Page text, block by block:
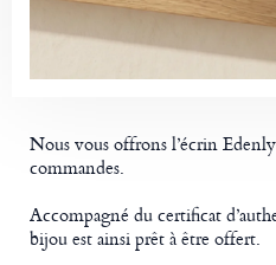
Nous vous offrons l’écrin
commandes.
Accompagné du certificat
bijou est ainsi prêt à être offert.